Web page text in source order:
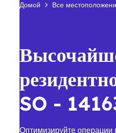
Домой Все
SO -
Оптимизируйте